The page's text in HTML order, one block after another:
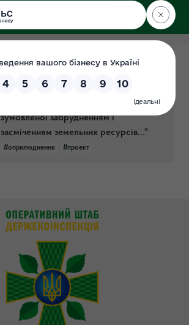
ДЕРЖЕКОІНСПЕКЦІЯ
затвердження Змін до Методики
зумовленої забрудненням і
засміченням земельних ресурсів..."
#оприлюднення #проект